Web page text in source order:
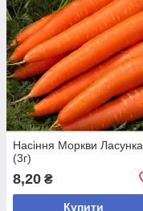
Насіння Моркви Ласунка
(3г)
8,20 ₴
Купити